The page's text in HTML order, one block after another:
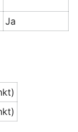
Ja